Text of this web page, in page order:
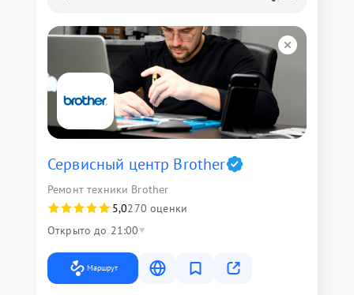
Сервисный центр Brother
Ремонт техники Brother
5,0270 оценки
Открыто до 21:00
Маршрут